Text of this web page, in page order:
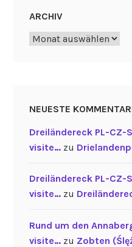
ARCHIV
Archiv
NEUESTE
Dreiländereck PL-CZ-
visite…zu
Dreiländereck PL-CZ-
visite…zu
Rund um den
visite…zu Zobten